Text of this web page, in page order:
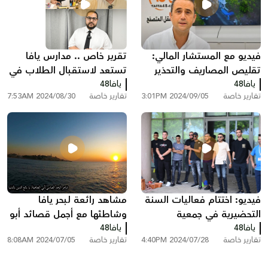
فيديو مع المستشار المالي:
تقليص المصاريف والتحذير
من قروض جديدة ترهق
العائلة
يافا48
تقارير خاصة 2024/09/05 3:01PM
تقرير خاص .. مدارس يافا
تستعد لاستقبال الطلاب في
العام الدراسي الجديد
يافا48
تقارير خاصة 2024/08/30 7:53AM
فيديو: اختتام فعاليات السنة
التحضيرية في جمعية
مواطنون يبنون مجتمعاً
يافا48
تقارير خاصة 2024/07/28 4:40PM
مشاهد رائعة لبحر يافا
وشاطئها مع أجمل قصائد أبو
العتاهية في الزهد
يافا48
تقارير خاصة 2024/07/05 8:08AM